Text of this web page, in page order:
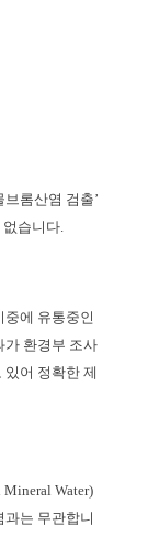
브롬산염 검출’
없습니다.
중에 유통중인
가 환경부 조사
어 정확한 제
Mineral Water)
과는 무관합니